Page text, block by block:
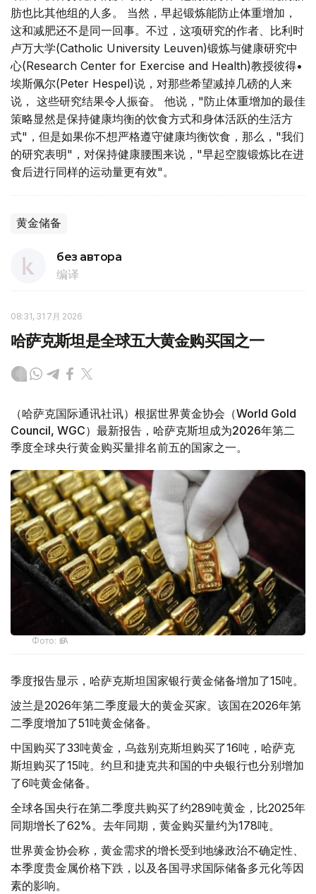
肪也比其他组的人多。 当然，早起锻炼能防止体重增加，
这和减肥还不是同一回事。不过，这项研究的作者、比利时
卢万大学(Catholic University Leuven)锻炼与健康研究中
心(Research Center for Exercise and Health)教授彼得•
埃斯佩尔(Peter Hespel)说，对那些希望减掉几磅的人来
说， 这些研究结果令人振奋。 他说，"防止体重增加的最佳
策略显然是保持健康均衡的饮食方式和身体活跃的生活方
式"，但是如果你不想严格遵守健康均衡饮食，那么，"我们
的研究表明"，对保持健康腰围来说，"早起空腹锻炼比在进
食后进行同样的运动量更有效"。
黄金储备
без автора
编译
08:31, 31 7月 2026
哈萨克斯坦是全球五大黄金购买国之一
（哈萨克国际通讯社讯）根据世界黄金协会（World Gold
Council, WGC）最新报告，哈萨克斯坦成为2026年第二
季度全球央行黄金购买量排名前五的国家之一。
Фото: ӨзА
季度报告显示，哈萨克斯坦国家银行黄金储备增加了15吨。
波兰是2026年第二季度最大的黄金买家。该国在2026年第
二季度增加了51吨黄金储备。
中国购买了33吨黄金，乌兹别克斯坦购买了16吨，哈萨克
斯坦购买了15吨。约旦和捷克共和国的中央银行也分别增加
了6吨黄金储备。
全球各国央行在第二季度共购买了约289吨黄金，比2025年
同期增长了62%。去年同期，黄金购买量约为178吨。
世界黄金协会称，黄金需求的增长受到地缘政治不确定性、
本季度贵金属价格下跌，以及各国寻求国际储备多元化等因
素的影响。